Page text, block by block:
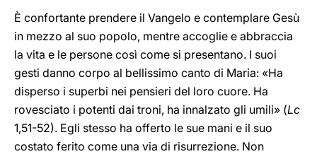
È confortante prendere il Vangelo e contemplare Gesù
in mezzo al suo popolo, mentre accoglie e abbraccia
la vita e le persone così come si presentano. I suoi
gesti danno corpo al bellissimo canto di Maria: «Ha
disperso i superbi nei pensieri del loro cuore. Ha
rovesciato i potenti dai troni, ha innalzato gli umili» (Lc
1,51-52). Egli stesso ha offerto le sue mani e il suo
costato ferito come una via di risurrezione. Non